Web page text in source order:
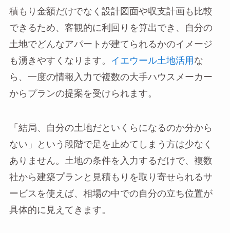
積もり金額だけでなく設計図面や収支計画も比較
できるため、客観的に利回りを算出でき、自分の
土地でどんなアパートが建てられるかのイメージ
も湧きやすくなります。
イエウール土地活用 な
ら、一度の情報入力で複数の大手ハウスメーカー
からプランの提案を受けられます。
「結局、自分の土地だといくらになるのか分から
ない」という段階で足を止めてしまう方は少なく
ありません。土地の条件を入力するだけで、複数
社から建築プランと見積もりを取り寄せられるサ
ービスを使えば、相場の中での自分の立ち位置が
具体的に見えてきます。